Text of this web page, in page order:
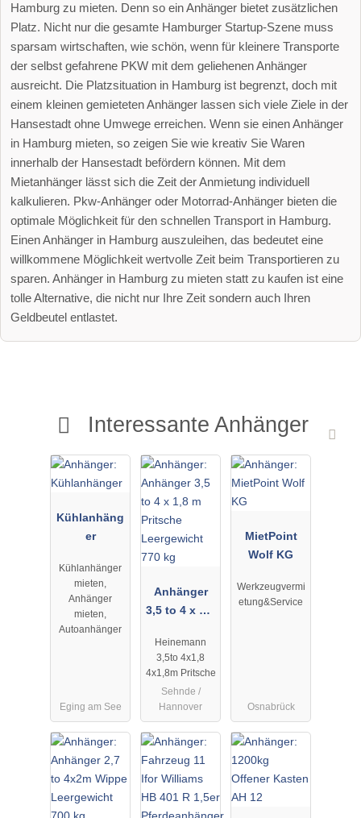
Hamburg zu mieten. Denn so ein Anhänger bietet zusätzlichen
Platz. Nicht nur die gesamte Hamburger Startup-Szene muss
sparsam wirtschaften, wie schön, wenn für kleinere Transporte
der selbst gefahrene PKW mit dem geliehenen Anhänger
ausreicht. Die Platzsituation in Hamburg ist begrenzt, doch mit
einem kleinen gemieteten Anhänger lassen sich viele Ziele in der
Hansestadt ohne Umwege erreichen. Wenn sie einen Anhänger
in Hamburg mieten, so zeigen Sie wie kreativ Sie Waren
innerhalb der Hansestadt befördern können. Mit dem
Mietanhänger lässt sich die Zeit der Anmietung individuell
kalkulieren. Pkw-Anhänger oder Motorrad-Anhänger bieten die
optimale Möglichkeit für den schnellen Transport in Hamburg.
Einen Anhänger in Hamburg auszuleihen, das bedeutet eine
willkommene Möglichkeit wertvolle Zeit beim Transportieren zu
sparen. Anhänger in Hamburg zu mieten statt zu kaufen ist eine
tolle Alternative, die nicht nur Ihre Zeit sondern auch Ihren
Geldbeutel entlastet.
Interessante Anhänger
Kühlanhäng
er
Kühlanhänger
mieten,
Anhänger
mieten,
Autoanhänger
Eging am See
Anhänger
3,5 to 4 x 1,8
Leergewicht
770 kg
Heinemann
3,5to 4x1,8
4x1,8m Pritsche
Sehnde /
Hannover
MietPoint
Wolf KG
Werkzeugvermi
etung&Service
Osnabrück